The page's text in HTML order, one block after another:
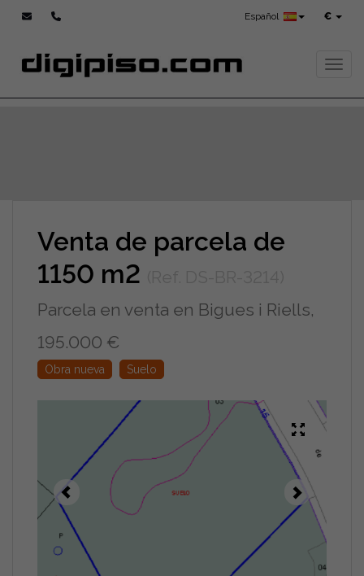
€
Español
Venta de parcela de
1150 m2
Parcela en venta en Bigues i Riells,
195.000 €
Obra nueva Suelo